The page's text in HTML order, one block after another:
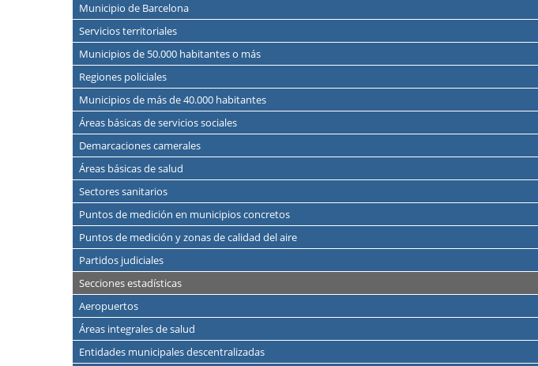
Municipio de Barcelona
Servicios territoriales
Municipios de 50.000 habitantes o más
Regiones policiales
Municipios de más de 40.000 habitantes
Áreas básicas de servicios sociales
Demarcaciones camerales
Áreas básicas de salud
Sectores sanitarios
Puntos de medición en municipios concretos
Puntos de medición y zonas de calidad del aire
Partidos judiciales
Secciones estadísticas
Aeropuertos
Áreas integrales de salud
Entidades municipales descentralizadas